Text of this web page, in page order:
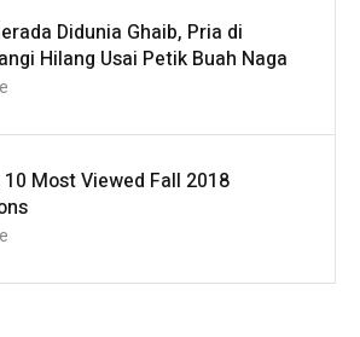
Didunia Ghaib, Pria di
Hilang Usai Petik Buah Naga
Most Viewed Fall 2018